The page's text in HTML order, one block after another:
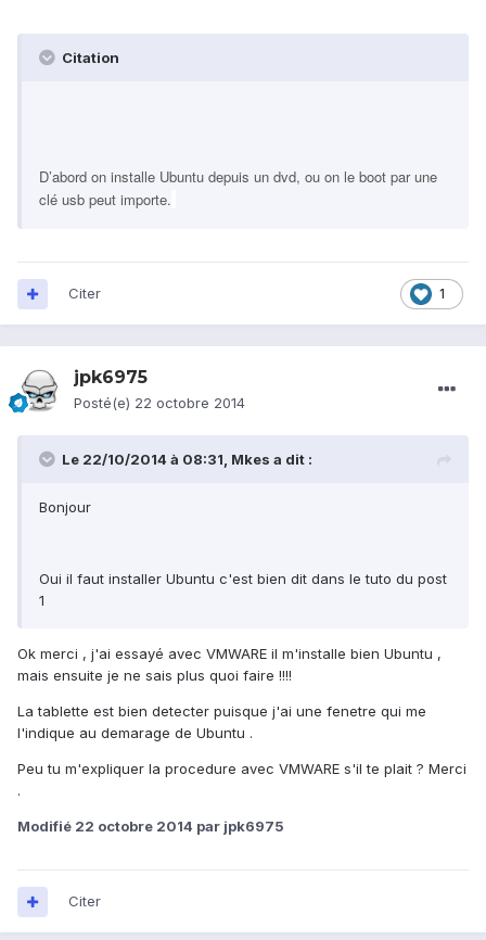
Citation
D’abord on installe Ubuntu depuis un dvd, ou on le boot par une
clé usb peut importe.
1
Citer
jpk6975
Posté(e) 22 octobre 2014
Le 22/10/2014 à 08:31, Mkes a dit :
Bonjour
Oui il faut installer Ubuntu c'est bien dit dans le tuto du post
1
Ok merci , j'ai essayé avec VMWARE il m'installe bien Ubuntu ,
mais ensuite je ne sais plus quoi faire !!!!
La tablette est bien detecter puisque j'ai une fenetre qui me
l'indique au demarage de Ubuntu .
Peu tu m'expliquer la procedure avec VMWARE s'il te plait ? Merci
.
Modifié 22 octobre 2014 par jpk6975
Citer